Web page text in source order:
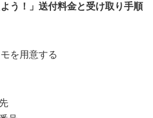
う！」送付料金と受け取り手順
を用意する